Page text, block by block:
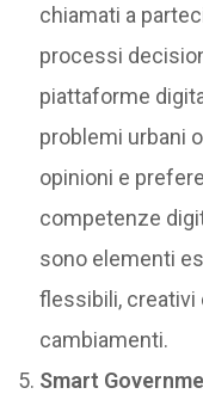
chiamati a
processi
piattaforme
problemi urbani
opinioni e
competenze
sono elementi
flessibili, creativi
cambiamenti.
Smart